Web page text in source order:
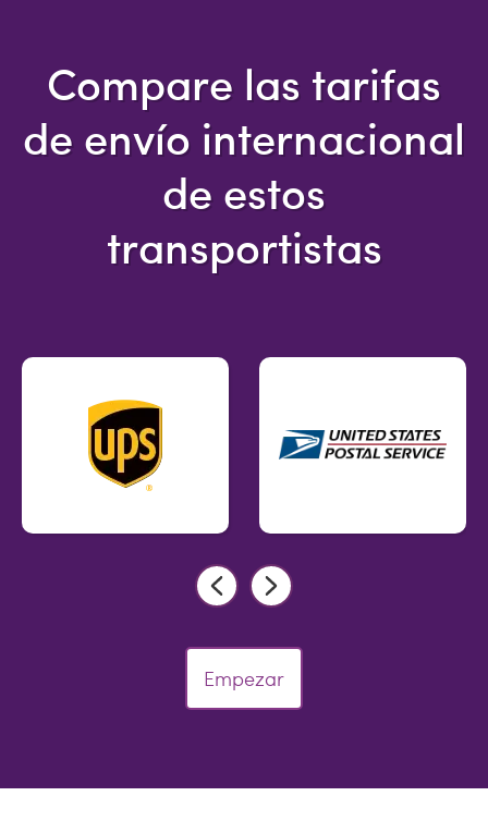
Compare las tarifas
de envío internacional
de estos
transportistas
Empezar